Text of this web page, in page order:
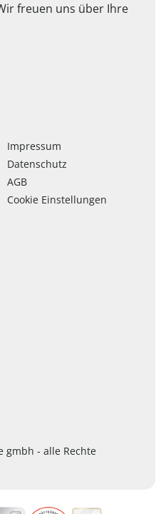
freuen uns über Ihre
Impressum
Datenschutz
AGB
Cookie Einstellungen
gmbh - alle Rechte